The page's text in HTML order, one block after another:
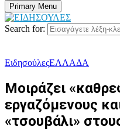
Primary Menu
Search for:
ΕιδησούλεςΕΛΛΑΔΑ
Μοιράζει
εργαζόμενους
«τσουβάλι»